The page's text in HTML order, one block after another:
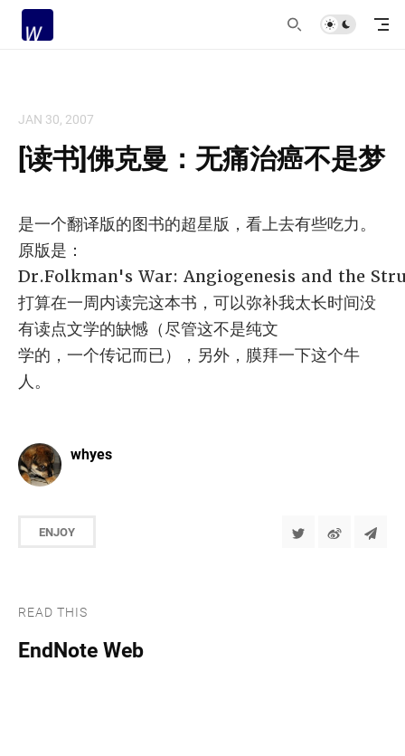
JAN 30, 2007
[读书]佛克曼：无痛治癌不是梦
是一个翻译版的图书的超星版，看上去有些吃力。
原版是：
Dr.Folkman's War: Angiogenesis and the
打算在一周内读完这本书，可以弥补我太长时间没
有读点文学的缺憾（尽管这不是纯文
学的，一个传记而已），另外，膜拜一下这个牛
人。
whyes
ENJOY
READ THIS
EndNote Web